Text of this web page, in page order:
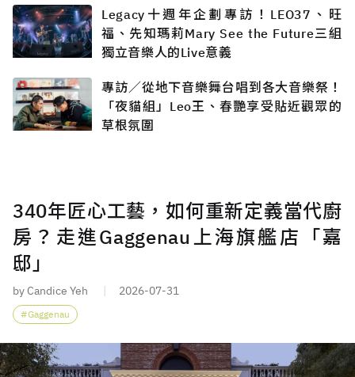
Legacy十週年企劃專訪！LEO37、旺
福、先知瑪莉Mary See the Future三組
獨立音樂人的Live意義
專訪／從地下音樂舞台唱到各大音樂祭！
「夜貓組」Leo王、春艷享受貼近觀眾的
草根氛圍
340年匠心工藝，如何重新定義當代廚
房？走進Gaggenau上海旗艦店「嘉
邸」
by Candice Yeh 2026-07-31
Gaggenau